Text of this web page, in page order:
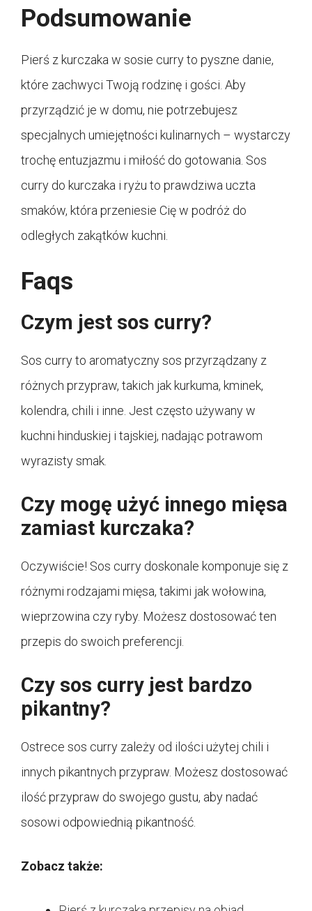
Podsumowanie
Pierś z kurczaka w sosie curry to pyszne danie,
które zachwyci Twoją rodzinę i gości. Aby
przyrządzić je w domu, nie potrzebujesz
specjalnych umiejętności kulinarnych – wystarczy
trochę entuzjazmu i miłość do gotowania. Sos
curry do kurczaka i ryżu to prawdziwa uczta
smaków, która przeniesie Cię w podróż do
odległych zakątków kuchni.
Faqs
Czym jest sos curry?
Sos curry to aromatyczny sos przyrządzany z
różnych przypraw, takich jak kurkuma, kminek,
kolendra, chili i inne. Jest często używany w
kuchni hinduskiej i tajskiej, nadając potrawom
wyrazisty smak.
Czy mogę użyć innego mięsa
zamiast kurczaka?
Oczywiście! Sos curry doskonale komponuje się z
różnymi rodzajami mięsa, takimi jak wołowina,
wieprzowina czy ryby. Możesz dostosować ten
przepis do swoich preferencji.
Czy sos curry jest bardzo
pikantny?
Ostrece sos curry zależy od ilości użytej chili i
innych pikantnych przypraw. Możesz dostosować
ilość przypraw do swojego gustu, aby nadać
sosowi odpowiednią pikantność.
Zobacz także: